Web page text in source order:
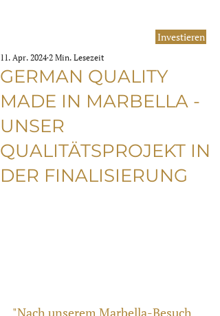
Investieren
GERMAN QUALITY
MADE IN MARBELLA -
UNSER
QUALITÄTSPROJEKT IN
DER FINALISIERUNG
11. Apr. 2024 2 Min. Lesezeit